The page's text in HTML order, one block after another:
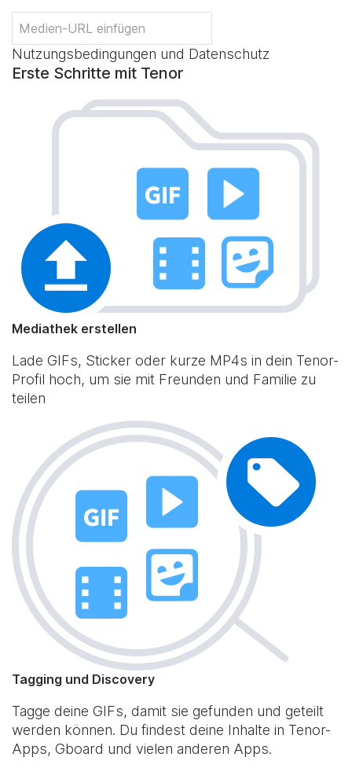
Nutzungsbedingungen und Datenschutz
Erste Schritte mit Tenor
Mediathek erstellen
Lade GIFs, Sticker oder kurze MP4s in dein Tenor-
Profil hoch, um sie mit Freunden und Familie zu
teilen
Tagging und Discovery
Tagge deine GIFs, damit sie gefunden und geteilt
werden können. Du findest deine Inhalte in Tenor-
Apps, Gboard und vielen anderen Apps.